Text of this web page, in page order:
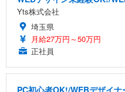
Yts株式会社
埼玉県
月給27万円～50万円
正社員
PC初心者OK!/WEBデザイ